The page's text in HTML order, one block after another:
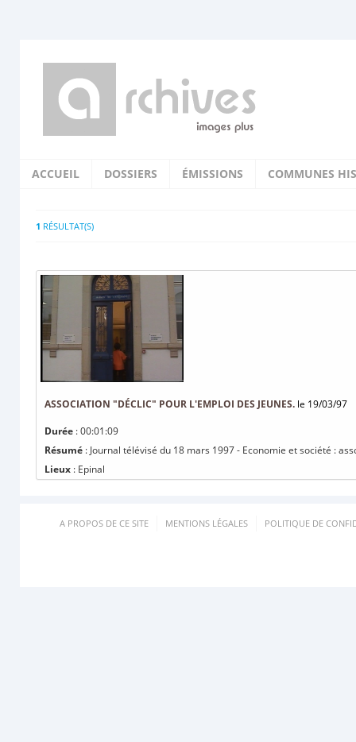
ACCUEIL DOSSIERS ÉMISSIONS COMMUNES
1 RÉSULTAT(S)
ASSOCIATION "DÉCLIC" POUR L'EMPLOI DES JEUNES. le 19/03/97
Durée : 00:01:09
Résumé : Journal télévisé du 18 mars 1997 - Economie et société :
Lieux : Epinal
A PROPOS DE CE SITE MENTIONS LÉGALES POLITIQUE DE